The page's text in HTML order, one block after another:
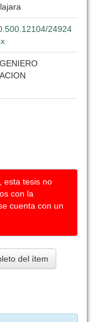
24924
esta tesis no
con la
cuenta con un
del ítem